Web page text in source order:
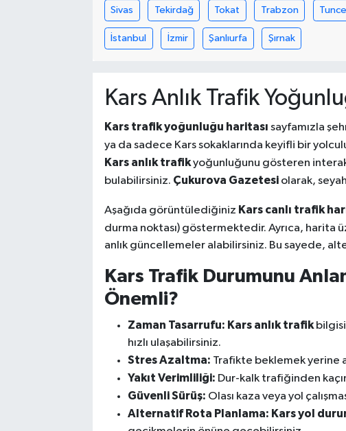
Sivas Tekirdağ Tokat Trabzon
İstanbul İzmir Şanlıurfa Şırnak
Kars Anlık Trafik
Kars trafik yoğunluğu haritası sayfamızla
ya da sadece Kars sokaklarında keyifli bir
Kars anlık trafikyoğunluğunu gösteren
bulabilirsiniz. Çukurova Gazetesiolarak,
Aşağıda görüntülediğiniz Kars canlı trafik
durma noktası) göstermektedir. Ayrıca, harita
anlık güncellemeler alabilirsiniz. Bu sayede,
Kars Trafik Durumunu
Önemli?
Zaman Tasarrufu: Kars anlık trafik
hızlı ulaşabilirsiniz.
Stres Azaltma: Trafikte beklemek yerine
Yakıt Verimliliği: Dur-kalk trafiğinden
Güvenli Sürüş: Olası kaza veya yol
Alternatif Rota Planlama: Kars yol